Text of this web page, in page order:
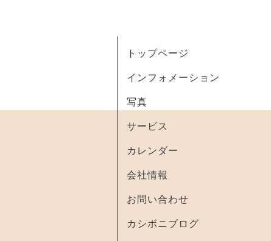
トップページ
インフォメーション
写真
サービス
カレンダー
会社情報
お問い合わせ
カシボニブログ